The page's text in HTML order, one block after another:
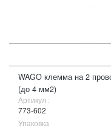
WAGO клемма на 2
(до 4 мм2)
Артикул :
773-602
Упаковка